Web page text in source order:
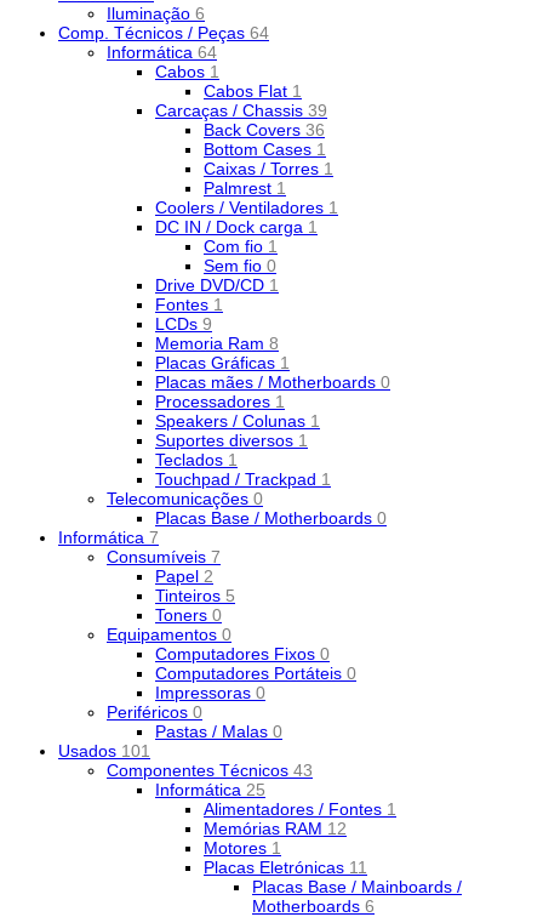
Iluminação 6
Comp. Técnicos / Peças 64
Informática 64
Cabos 1
Cabos Flat 1
Carcaças / Chassis 39
Back Covers 36
Bottom Cases 1
Caixas / Torres 1
Palmrest 1
Coolers / Ventiladores 1
DC IN / Dock carga 1
Com fio 1
Sem fio 0
Drive DVD/CD 1
Fontes 1
LCDs 9
Memoria Ram 8
Placas Gráficas 1
Placas mães / Motherboards 0
Processadores 1
Speakers / Colunas 1
Suportes diversos 1
Teclados 1
Touchpad / Trackpad 1
Telecomunicações 0
Placas Base / Motherboards 0
Informática 7
Consumíveis 7
Papel 2
Tinteiros 5
Toners 0
Equipamentos 0
Computadores Fixos 0
Computadores Portáteis 0
Impressoras 0
Periféricos 0
Pastas / Malas 0
Usados 101
Componentes Técnicos 43
Informática 25
Alimentadores / Fontes 1
Memórias RAM 12
Motores 1
Placas Eletrónicas 11
Placas Base / Mainboards /
Motherboards 6